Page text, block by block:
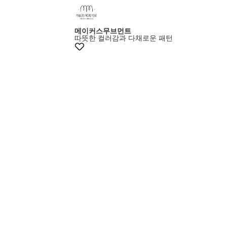
메이커스무브먼트
따뜻한 컬러감과 다채로운 패턴